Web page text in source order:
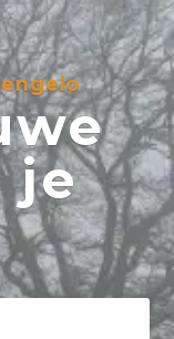
je